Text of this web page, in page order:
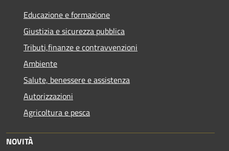
Educazione e formazione
Giustizia e sicurezza pubblica
Tributi,finanze e contravvenzioni
Ambiente
Salute, benessere e assistenza
Autorizzazioni
Agricoltura e pesca
NOVITÀ